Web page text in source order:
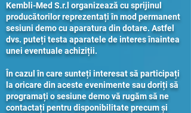
Kembli-Med S.r.l organizează cu sprijinul
producătorilor reprezentați în mod permanent
sesiuni demo cu aparatura din dotare. Astfel
dvs. puteți testa aparatele de interes înaintea
unei eventuale achiziții.
În cazul în care sunteți interesat să participați
la oricare din aceste evenimente sau doriți să
programați o sesiune demo vă rugăm să ne
contactați pentru disponibilitate precum și